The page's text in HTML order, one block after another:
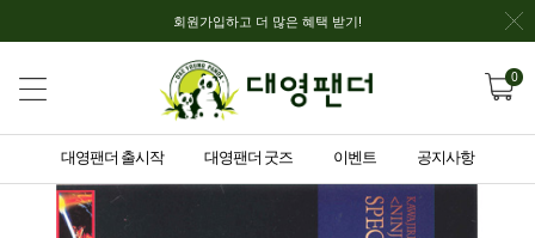
회원가입하고 더 많은 혜택 받기!
0
대영팬더 출시작 대영팬더 굿즈 이벤트 공지사항